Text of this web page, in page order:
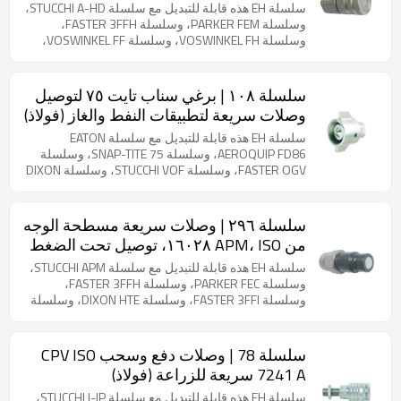
(فولاذ)
سلسلة EH هذه قابلة للتبديل مع سلسلة STUCCHI A-HD،
وسلسلة PARKER FEM، وسلسلة FASTER 3FFH،
وسلسلة VOSWINKEL FH، وسلسلة VOSWINKEL FF،
للتطبيقات الهيدروليكية الصعبة، وتتميز بضغط عمل قوي
يبلغ 35 ميجا باسكال (5076 رطل/بوصة مربعة)، وطلاء
متين من الزنك والنيكل لمقاومة فائقة للتآكل. يتيح
التصميم المبتكر توصيلًا آمنًا في ظل ظروف الضغط
المتبقي مع خيارات تكوين متعددة.
سلسلة ١٠٨ | برغي سناب تايت ٧٥ لتوصيل
وصلات سريعة لتطبيقات النفط والغاز (فولاذ)
سلسلة EH هذه قابلة للتبديل مع سلسلة EATON
AEROQUIP FD86، وسلسلة SNAP-TITE 75، وسلسلة
FASTER OGV، وسلسلة STUCCHI VOF، وسلسلة DIXON
والغاز الشاقة، وتتميز بتصميم غلاف متين ونظام صمام
قفاز موثوق. يضمن التوصيل الملولب ACME أداءً آمنًا
ومضادًا للتسرب في تطبيقات صيانة الهيدروكربونات
الحرجة. صُممت هذه الوصلات خصيصًا لتحمل ظروف
التشغيل القاسية، وتوفر خدمة موثوقة بفضل بنيتها
المتينة ومكوناتها المصممة بدقة.
سلسلة ٢٩٦ | وصلات سريعة مسطحة الوجه
من APM، ISO ١٦٠٢٨، توصيل تحت الضغط
(فولاذ)
سلسلة EH هذه قابلة للتبديل مع سلسلة STUCCHI APM،
وسلسلة PARKER FEC، وسلسلة FASTER 3FFH،
وسلسلة FASTER 3FFI، وسلسلة DIXON HTE، وسلسلة
هذه الوصلات ذات الوجه المسطح، والمتوافقة مع معيار
ISO 16028، للتطبيقات الهيدروليكية الصعبة، وتتميز
بوصة مربعة)، وطلاء متين من الزنك والنيكل لمقاومة
سلسلة 78 | وصلات دفع وسحب CPV ISO
7241 A سريعة للزراعة (فولاذ)
سلسلة EH هذه قابلة للتبديل مع سلسلة STUCCHI I-IP،